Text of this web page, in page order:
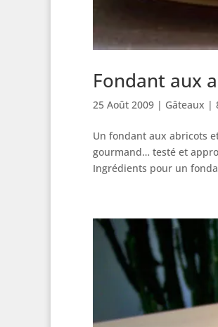
Fondant aux
25 Août 2009 | Gâteaux |
Un fondant aux abricots
gourmand… testé et
Ingrédients pour un